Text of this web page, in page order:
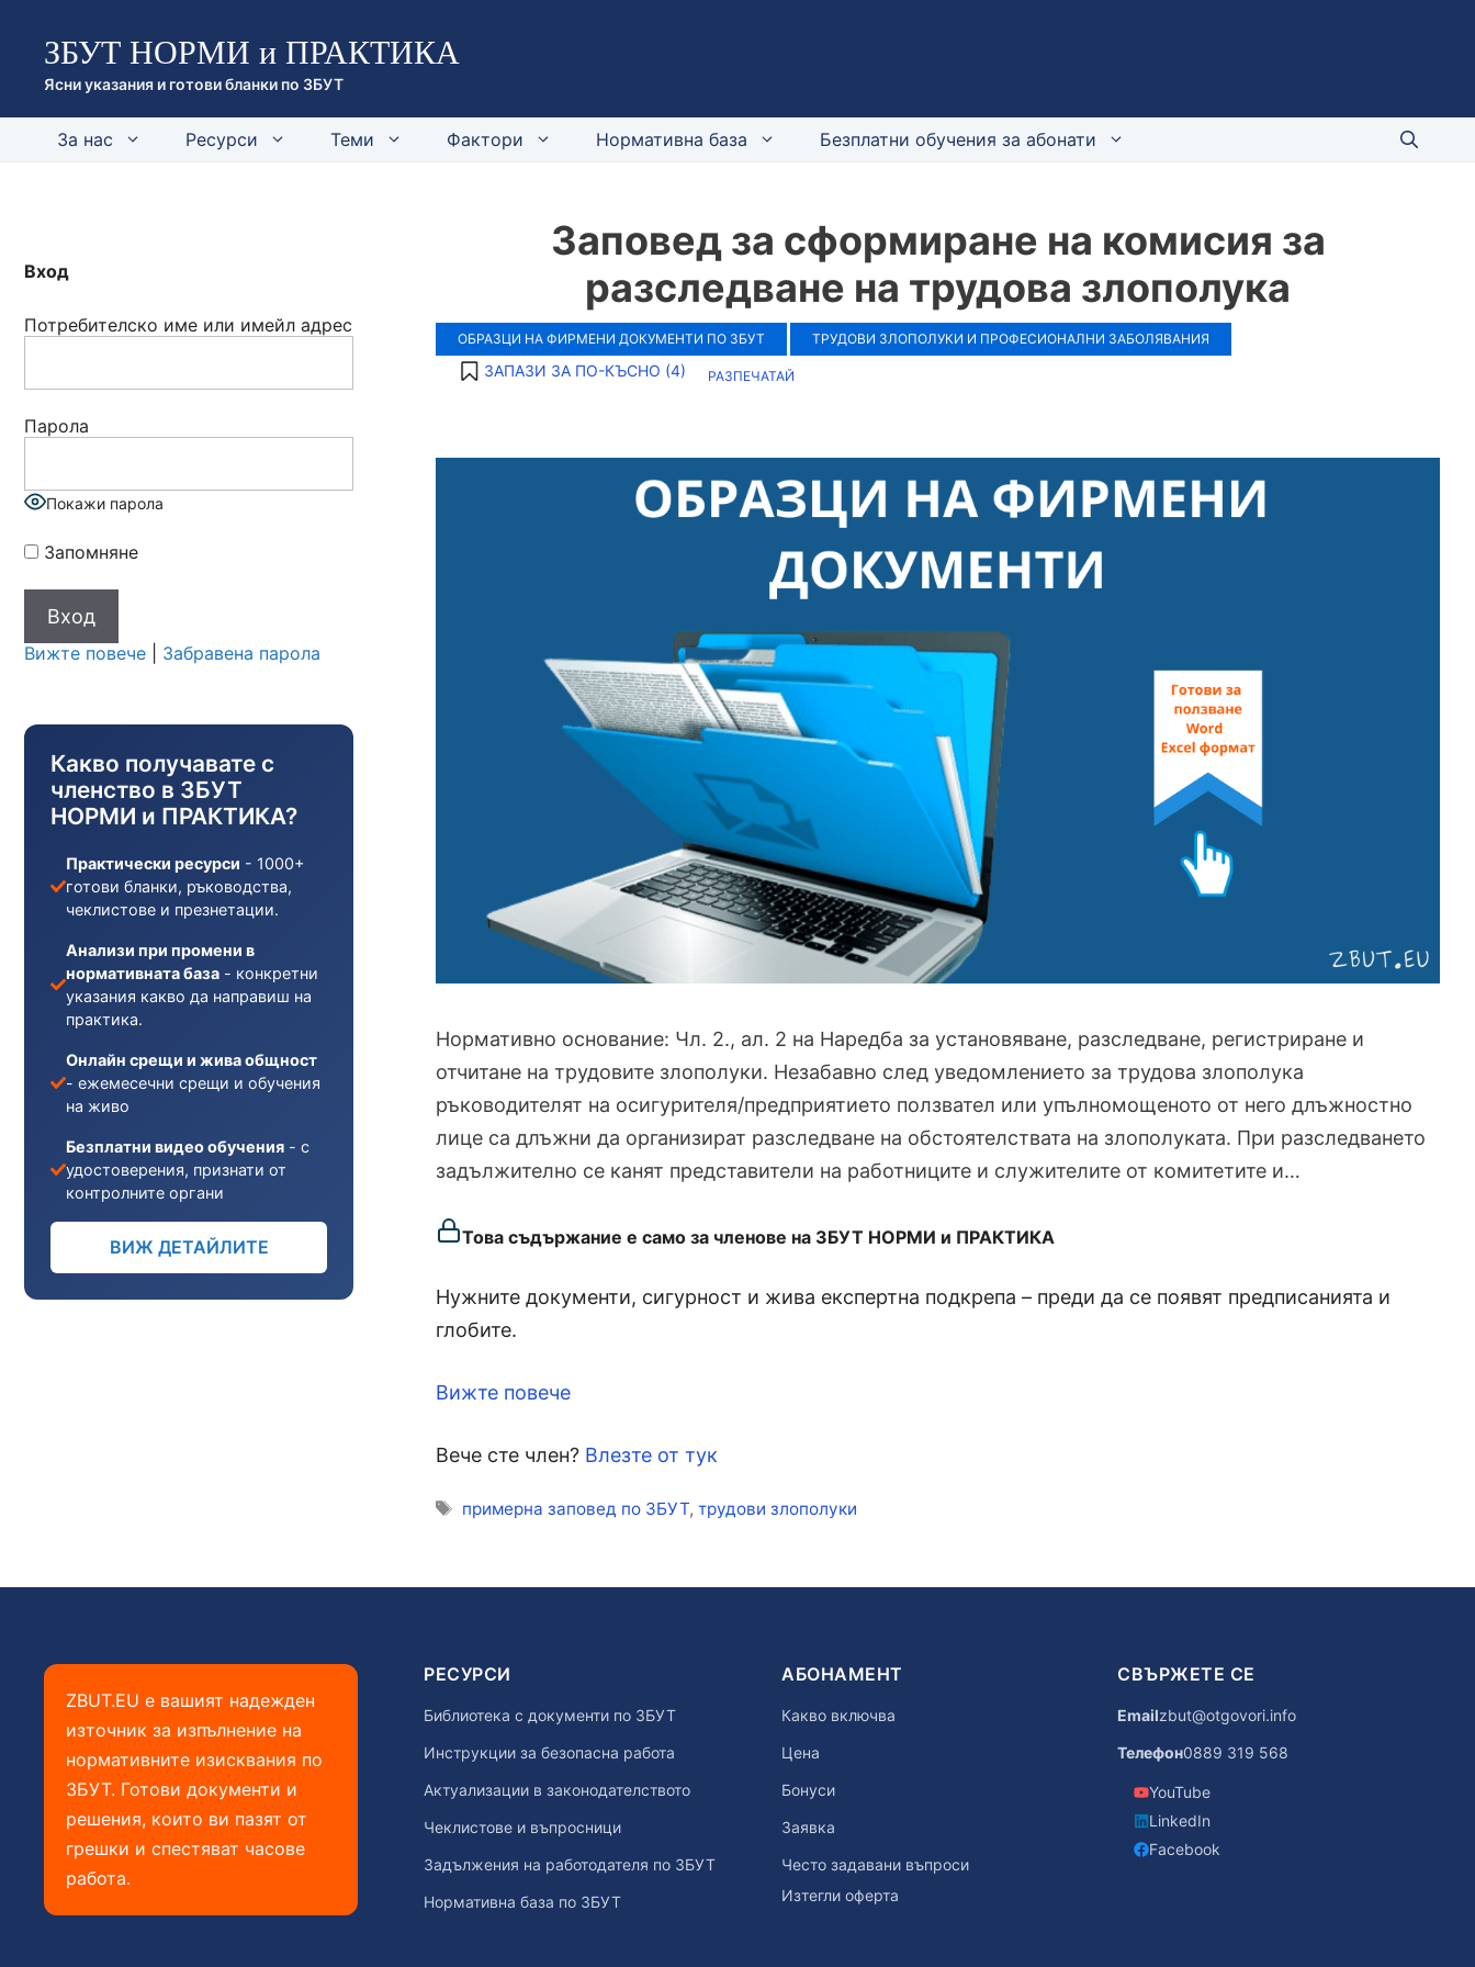
съдържанието
ЗБУТ НОРМИ и ПРАКТИКА
Ясни указания и готови бланки по ЗБУТ
За нас Ресурси Теми Фактори Нормативна база Безплатни обучения за абонати
Заповед за сформиране на комисия за
разследване на трудова злополука
ОБРАЗЦИ НА ФИРМЕНИ ДОКУМЕНТИ ПО ЗБУТ ТРУДОВИ ЗЛОПОЛУКИ И ПРОФЕСИОНАЛНИ ЗАБОЛЯВАНИЯ
ЗАПАЗИ ЗА ПО-КЪСНО (4) РАЗПЕЧАТАЙ
Нормативно основание: Чл. 2., ал. 2 на Наредба за установяване, разследване, регистриране и
отчитане на трудовите злополуки. Незабавно след уведомлението за трудова злополука
ръководителят на осигурителя/предприятието ползвател или упълномощеното от него длъжностно
лице са длъжни да организират разследване на обстоятелствата на злополуката. При разследването
задължително се канят представители на работниците и служителите от комитетите и…
Това съдържание е само за членове на ЗБУТ НОРМИ и ПРАКТИКА
Нужните документи, сигурност и жива експертна подкрепа – преди да се появят предписанията и
глобите.
Вижте повече
Вече сте член? Влезте от тук
Етикети
примерна заповед по ЗБУТ,трудови злополуки
Вход
Потребителско име или имейл адрес
Парола
Покажи парола
Запомняне
Вижте повече Забравена парола
Какво получавате с
членство в ЗБУТ
НОРМИ и ПРАКТИКА?
Практически ресурси - 1000+
готови бланки, ръководства,
чеклистове и презнетации.
Анализи при промени в
нормативната база - конкретни
указания какво да направиш на
практика.
Онлайн срещи и жива общност
- ежемесечни срещи и обучения
на живо
Безплатни видео обучения - с
удостоверения, признати от
контролните органи
ВИЖ ДЕТАЙЛИТЕ
ZBUT.EU е вашият надежден
източник за изпълнение на
нормативните изисквания по
ЗБУТ. Готови документи и
решения, които ви пазят от
грешки и спестяват часове
работа.
РЕСУРСИ
Библиотека с документи по ЗБУТ
Инструкции за безопасна работа
Актуализации в законодателството
Чеклистове и въпросници
Задължения на работодателя по ЗБУТ
Нормативна база по ЗБУТ
АБОНАМЕНТ
Какво включва
Цена
Бонуси
Заявка
Често задавани въпроси
Изтегли оферта
СВЪРЖЕТЕ СЕ
Emailzbut@otgovori.info
Телефон0889 319 568
YouTube
LinkedIn
Facebook